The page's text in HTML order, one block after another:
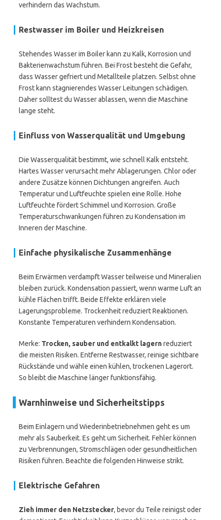
verhindern das Wachstum.
Restwasser im Boiler und Heizkreisen
Stehendes Wasser im Boiler kann zu Kalk, Korrosion und
Bakterienwachstum führen. Bei Frost besteht die Gefahr,
dass Wasser gefriert und Metallteile platzen. Selbst ohne
Frost kann stagnierendes Wasser Leitungen schädigen.
Daher solltest du Wasser ablassen, wenn die Maschine
lange steht.
Einfluss von Wasserqualität und Umgebung
Die Wasserqualität bestimmt, wie schnell Kalk entsteht.
Hartes Wasser verursacht mehr Ablagerungen. Chlor oder
andere Zusätze können Dichtungen angreifen. Auch
Temperatur und Luftfeuchte spielen eine Rolle. Hohe
Luftfeuchte fördert Schimmel und Korrosion. Große
Temperaturschwankungen führen zu Kondensation im
Inneren der Maschine.
Einfache physikalische Zusammenhänge
Beim Erwärmen verdampft Wasser teilweise und Mineralien
bleiben zurück. Kondensation passiert, wenn warme Luft an
kühle Flächen trifft. Beide Effekte erklären viele
Lagerungsprobleme. Trockenheit reduziert Reaktionen.
Konstante Temperaturen verhindern Kondensation.
Merke: Trocken, sauber und entkalkt lagernreduziert
die meisten Risiken. Entferne Restwasser, reinige sichtbare
Rückstände und wähle einen kühlen, trockenen Lagerort.
So bleibt die Maschine länger funktionsfähig.
Warnhinweise und Sicherheitstipps
Beim Einlagern und Wiederinbetriebnehmen geht es um
mehr als Sauberkeit. Es geht um Sicherheit. Fehler können
zu Verbrennungen, Stromschlägen oder gesundheitlichen
Risiken führen. Beachte die folgenden Hinweise strikt.
Elektrische Gefahren
Zieh immer den Netzstecker, bevor du Teile reinigst oder